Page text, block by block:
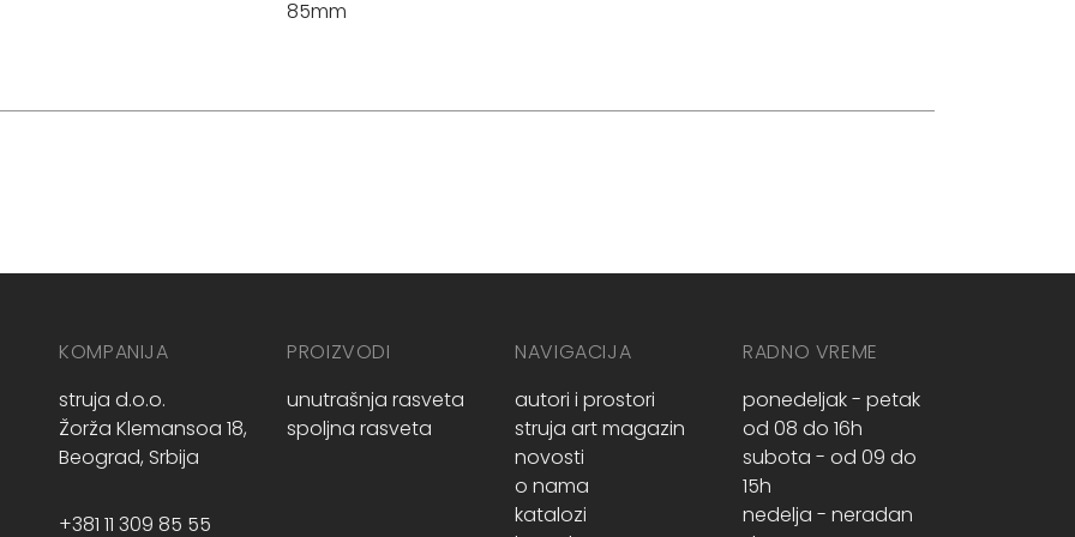
85mm
KOMPANIJA
struja d.o.o.
Žorža Klemansoa 18,
Beograd, Srbija
+381 11 309 85 55
PROIZVODI
unutrašnja rasveta
spoljna rasveta
NAVIGACIJA
autori i prostori
struja art magazin
novosti
o nama
katalozi
RADNO VREME
ponedeljak - petak
od 08 do 16h
subota - od 09 do
15h
nedelja - neradan